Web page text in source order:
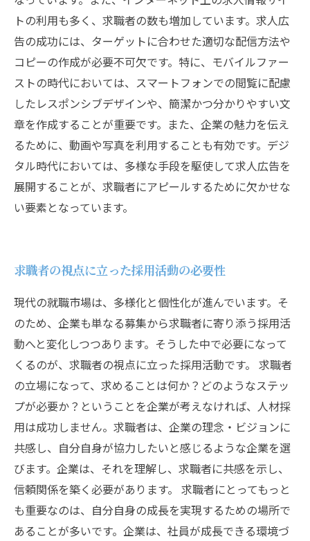
トの利用も多く、求職者の数も増加しています。求人広
告の成功には、ターゲットに合わせた適切な配信方法や
コピーの作成が必要不可欠です。特に、モバイルファー
ストの時代においては、スマートフォンでの閲覧に配慮
したレスポンシブデザインや、簡潔かつ分かりやすい文
章を作成することが重要です。また、企業の魅力を伝え
るために、動画や写真を利用することも有効です。デジ
タル時代においては、多様な手段を駆使して求人広告を
展開することが、求職者にアピールするために欠かせな
い要素となっています。
求職者の視点に立った採用活動の必要性
現代の就職市場は、多様化と個性化が進んでいます。そ
のため、企業も単なる募集から求職者に寄り添う採用活
動へと変化しつつあります。そうした中で必要になって
くるのが、求職者の視点に立った採用活動です。 求職者
の立場になって、求めることは何か？どのようなステッ
プが必要か？ということを企業が考えなければ、人材採
用は成功しません。求職者は、企業の理念・ビジョンに
共感し、自分自身が協力したいと感じるような企業を選
びます。企業は、それを理解し、求職者に共感を示し、
信頼関係を築く必要があります。 求職者にとってもっと
も重要なのは、自分自身の成長を実現するための場所で
あることが多いです。企業は、社員が成長できる環境づ